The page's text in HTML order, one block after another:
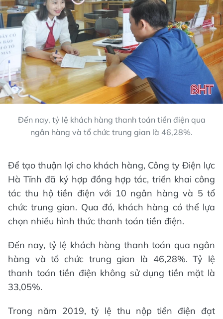
Đến nay, tỷ lệ khách hàng thanh toán tiền điện qua
ngân hàng và tổ chức trung gian là 46,28%.
Để tạo thuận lợi cho khách hàng, Công ty Điện lực
Hà Tĩnh đã ký hợp đồng hợp tác, triển khai công
tác thu hộ tiền điện với 10 ngân hàng và 5 tổ
chức trung gian. Qua đó, khách hàng có thể lựa
chọn nhiều hình thức thanh toán tiền điện.
Đến nay, tỷ lệ khách hàng thanh toán qua ngân
hàng và tổ chức trung gian là 46,28%. Tỷ lệ
thanh toán tiền điện không sử dụng tiền mặt là
33,05%.
Trong năm 2019, tỷ lệ thu nộp tiền điện đạt